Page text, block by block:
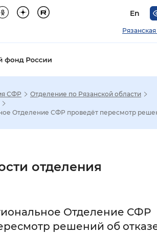
En
режима отображения
Увеличенный
С засечками
СФР
Отделение по Рязанской области
Отделение СФР проведёт пересмотр
отделения
Отделение СФР
решений об